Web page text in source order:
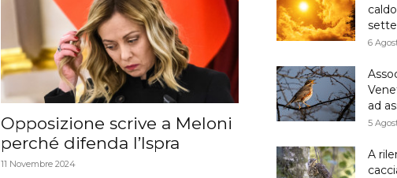
Opposizione scrive a Meloni
perché difenda l’Ispra
11 Novembre 2024
6
ad
5
A